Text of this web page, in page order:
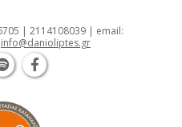
| 2114108039 | email:
info@danioliptes.gr